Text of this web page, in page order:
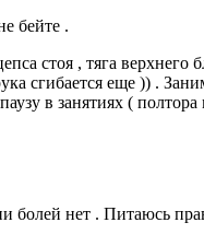
бейте .
стоя , тяга верхнего
сгибается еще )) .
в занятиях (
болей нет . Питаюсь